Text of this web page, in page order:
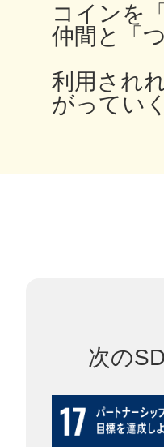
コインを
仲間と「
利用され
がってい
次の